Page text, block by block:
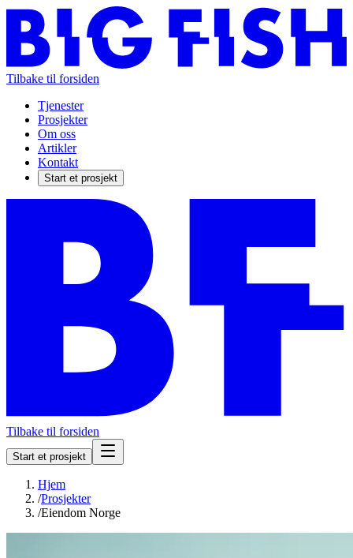
Tilbake til forsiden
Tjenester
Prosjekter
Om oss
Artikler
Kontakt
Start et prosjekt
Tilbake til forsiden
Start et prosjekt
Hjem
/Prosjekter
/Eiendom Norge